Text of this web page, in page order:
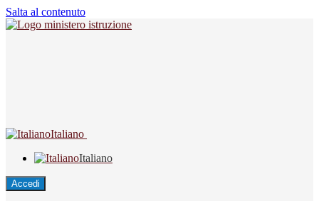
Salta al contenuto
Italiano
Italiano
Accedi